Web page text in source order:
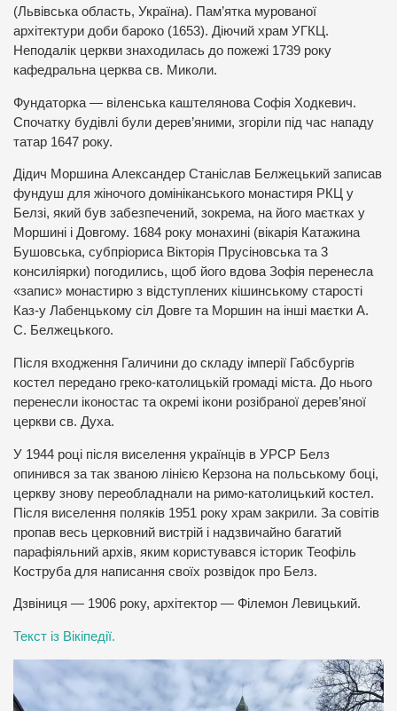
(Львівська область, Україна). Пам’ятка мурованої
архітектури доби бароко (1653). Діючий храм УГКЦ.
Неподалік церкви знаходилась до пожежі 1739 року
кафедральна церква св. Миколи.
Фундаторка — віленська каштелянова Софія Ходкевич.
Спочатку будівлі були дерев’яними, згоріли під час нападу
татар 1647 року.
Дідич Моршина Александер Станіслав Белжецький записав
фундуш для жіночого домініканського монастиря РКЦ у
Белзі, який був забезпечений, зокрема, на його маєтках у
Моршині і Довгому. 1684 року монахині (вікарія Катажина
Бушовська, субпріориса Вікторія Прусіновська та 3
консиліярки) погодились, щоб його вдова Зофія перенесла
«запис» монастирю з відступлених кішинському старості
Каз-у Лабенцькому сіл Довге та Моршин на інші маєтки А.
С. Белжецького.
Після входження Галичини до складу імперії Габсбургів
костел передано греко-католицькій громаді міста. До нього
перенесли іконостас та окремі ікони розібраної дерев’яної
церкви св. Духа.
У 1944 році після виселення українців в УРСР Белз
опинився за так званою лінією Керзона на польському боці,
церкву знову переобладнали на римо-католицький костел.
Після виселення поляків 1951 року храм закрили. За совітів
пропав весь церковний вистрій і надзвичайно багатий
парафіяльний архів, яким користувався історик Теофіль
Коструба для написання своїх розвідок про Белз.
Дзвіниця — 1906 року, архітектор — Філемон Левицький.
Текст із Вікіпедії.